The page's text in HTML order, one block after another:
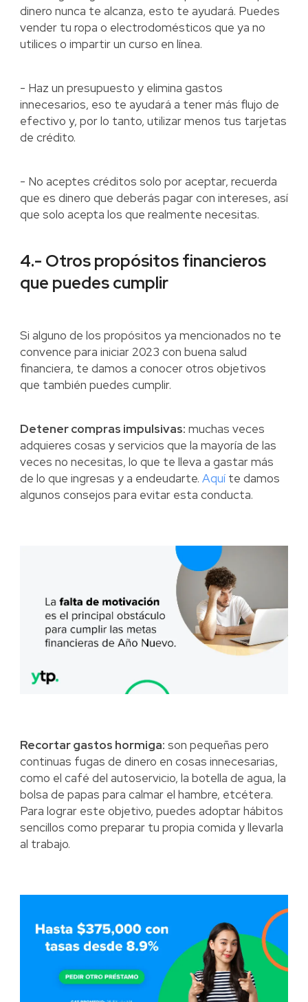
dinero nunca te alcanza, esto te ayudará. Puedes
vender tu ropa o electrodomésticos que ya no
utilices o impartir un curso en línea.
- Haz un presupuesto y elimina gastos
innecesarios, eso te ayudará a tener más flujo de
efectivo y, por lo tanto, utilizar menos tus tarjetas
de crédito.
- No aceptes créditos solo por aceptar, recuerda
que es dinero que deberás pagar con intereses, así
que solo acepta los que realmente necesitas.
4.- Otros propósitos financieros
que puedes cumplir
Si alguno de los propósitos ya mencionados no te
convence para iniciar 2023 con buena salud
financiera, te damos a conocer otros objetivos
que también puedes cumplir.
Detener compras impulsivas: muchas veces
adquieres cosas y servicios que la mayoría de las
veces no necesitas, lo que te lleva a gastar más
de lo que ingresas y a endeudarte. Aquíte damos
algunos consejos para evitar esta conducta.
Recortar gastos hormiga: son pequeñas pero
continuas fugas de dinero en cosas innecesarias,
como el café del autoservicio, la botella de agua, la
bolsa de papas para calmar el hambre, etcétera.
Para lograr este objetivo, puedes adoptar hábitos
sencillos como preparar tu propia comida y llevarla
al trabajo.